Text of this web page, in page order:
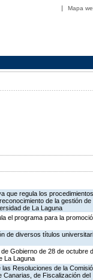
Mapa
que regula los
de la gestión de
de La Laguna
el programa para la
de diversos títulos
Gobierno de 28 de octubre
La Laguna
Resoluciones de la
Canarias, de Fiscalización del